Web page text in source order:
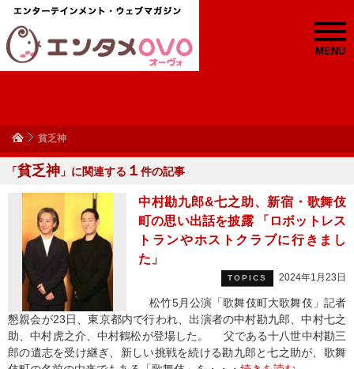
MENU
貧乏神
「貧乏神 」に関連する １ 件の記事
中村勘九郎&七之助、新宿・歌舞伎
町の思い出話を披露 「ロボットレス
トランやホストクラブに行きまし
た」
TOPICS 2024年1月23日
松竹5月公演「歌舞伎町大歌舞伎」記者
懇親会が23日、東京都内で行われ、出演者の中村勘九郎、中村七之
助、中村虎之介、中村鶴松が登場した。 父である十八世中村勘三
郎の遺志を受け継ぎ、新しい挑戦を続ける勘九郎と七之助が、歌舞